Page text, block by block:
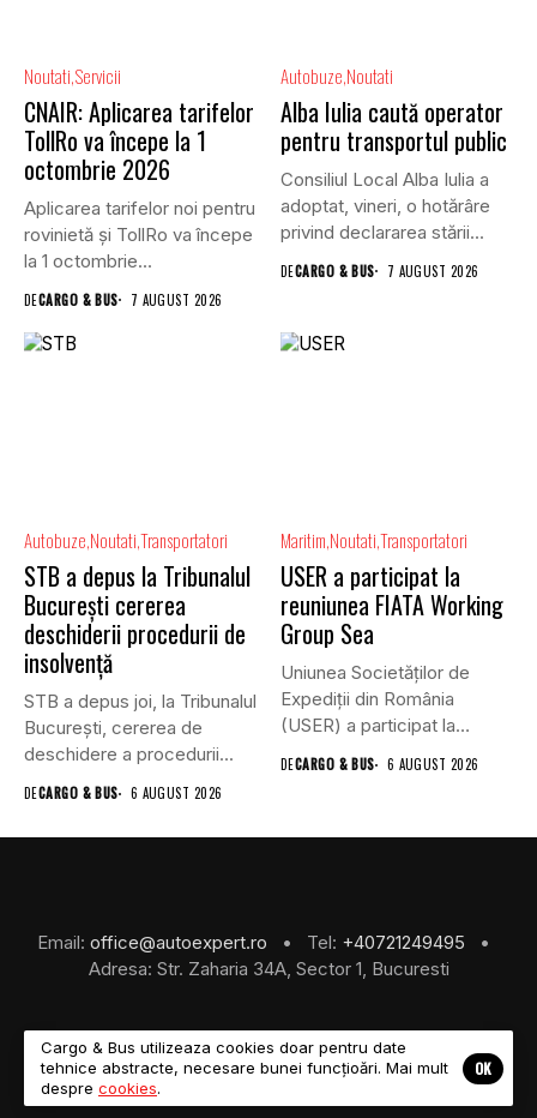
Noutati Servicii
CNAIR: Aplicarea tarifelor
TollRo va începe la 1
octombrie 2026
Aplicarea tarifelor noi pentru
rovinietă și TollRo va începe
la 1 octombrie...
DECARGO & BUS 7 AUGUST 2026
Autobuze Noutati
Alba Iulia caută operator
pentru transportul public
Consiliul Local Alba Iulia a
adoptat, vineri, o hotărâre
privind declararea stării...
DECARGO & BUS 7 AUGUST 2026
Autobuze NoutatiTransportatori
STB a depus la Tribunalul
București cererea
deschiderii procedurii de
insolvență
STB a depus joi, la Tribunalul
Bucureşti, cererea de
deschidere a procedurii...
DECARGO & BUS 6 AUGUST 2026
Maritim NoutatiTransportatori
USER a participat la
reuniunea FIATA Working
Group Sea
Uniunea Societăților de
Expediții din România
(USER) a participat la
reuniunea online...
DECARGO & BUS 6 AUGUST 2026
Email: office@autoexpert.ro • Tel: +40721249495
•
Adresa: Str. Zaharia 34A, Sector 1, Bucuresti
©2026 Cargo & Bus
Cargo & Bus utilizeaza cookies doar pentru date
tehnice abstracte, necesare bunei funcțioări. Mai mult
despre cookies.
OK